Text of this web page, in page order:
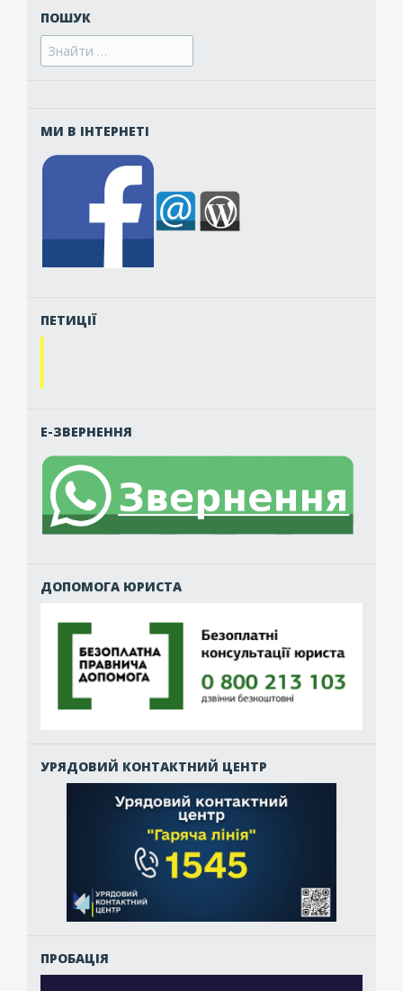
ПОШУК
Search
for:
МИ В ІНТЕРНЕТІ
ПЕТИЦІЇ
Е-ЗВЕРНЕННЯ
ДОПОМОГА ЮРИСТА
УРЯДОВИЙ КОНТАКТНИЙ ЦЕНТР
ПРОБАЦІЯ